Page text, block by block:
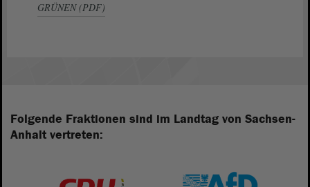
GRÜNEN (PDF)
Folgende Fraktionen sind im Landtag von Sachsen-
Anhalt vertreten: